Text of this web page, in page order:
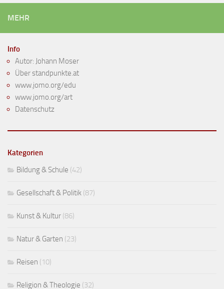
MEHR
Info
Autor: Johann Moser
Über standpunkte.at
www.jomo.org/edu
www.jomo.org/art
Datenschutz
Kategorien
Bildung & Schule (42)
Gesellschaft & Politik (87)
Kunst & Kultur (86)
Natur & Garten (23)
Reisen (10)
Religion & Theologie (32)